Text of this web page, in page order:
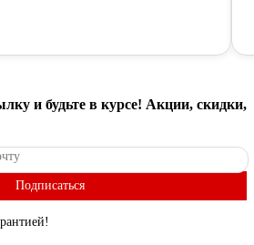
и будьте в курсе! Акции, скидки,
Подписаться